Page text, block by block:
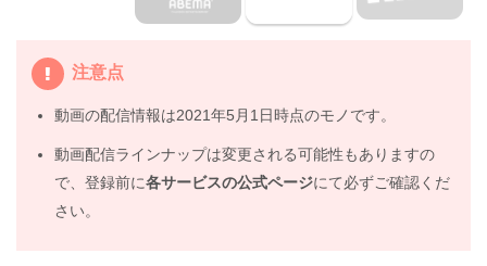
5.
聴まとめ
注意点
動画の配信情報は2021年5月1日時点のモノです。
動画配信ラインナップは変更される可能性もありますの
で、登録前に各サービスの公式ページにて必ずご確認くだ
さい。